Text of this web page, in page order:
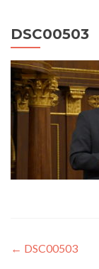
DSC00503
← DSC00503